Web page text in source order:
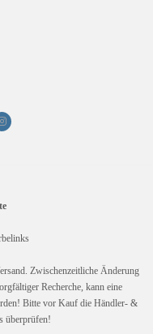
Zwischenzeitliche Änderung
Recherche, kann eine
Bitte vor Kauf die Händler- &
überprüfen!